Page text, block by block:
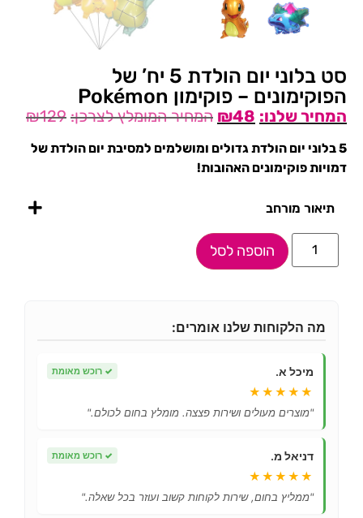
סט בלוני יום הולדת 5 יח’ של
הפוקימונים – פוקימון Pokémon
₪129 ₪48
5 בלוני יום הולדת
גדולים ומושלמים למסיבת יום הולדת של
דמויות פוקימונים האהובות!
תיאור מורחב
הוספה לסל
מה הלקוחות שלנו אומרים:
מיכל א. ✓ רוכש מאומת
★★★★★
"מוצרים מעולים ושירות פצצה. מומלץ בחום לכולם."
דניאל מ. ✓ רוכש מאומת
★★★★★
"ממליץ בחום, שירות לקוחות קשוב ועוזר בכל שאלה."